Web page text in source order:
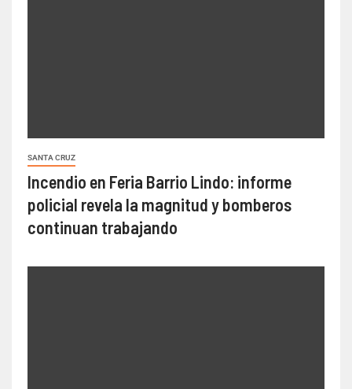
SANTA CRUZ
Incendio en Feria Barrio Lindo: informe
policial revela la magnitud y bomberos
continuan trabajando